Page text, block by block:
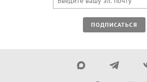
ПОДПИСАТЬСЯ